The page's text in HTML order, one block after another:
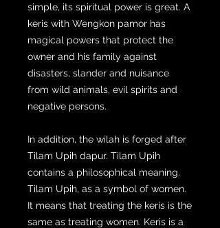
simple, its spiritual power is great. A
keris with Wengkon pamor has
magical powers that protect the
owner and his family against
disasters, slander and nuisance
from wild animals, evil spirits and
negative persons.
In addition, the wilah is forged after
Tilam Upih dapur. Tilam Upih
contains a philosophical meaning.
Tilam Upih, as a symbol of women.
It means that treating the keris is the
same as treating women. Keris is a